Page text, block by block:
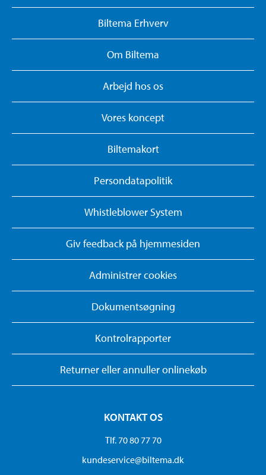
Biltema Erhverv
Om Biltema
Arbejd hos os
Vores koncept
Biltemakort
Persondatapolitik
Whistleblower System
Giv feedback på hjemmesiden
Administrer cookies
Dokumentsøgning
Kontrolrapporter
Returner eller annuller onlinekøb
KONTAKT OS
Tlf. 70 80 77 70
kundeservice@biltema.dk